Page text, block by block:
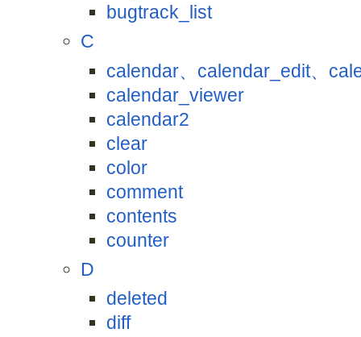
bugtrack_list
C
calendar、calendar_edit、
calendar_viewer
calendar2
clear
color
comment
contents
counter
D
deleted
diff